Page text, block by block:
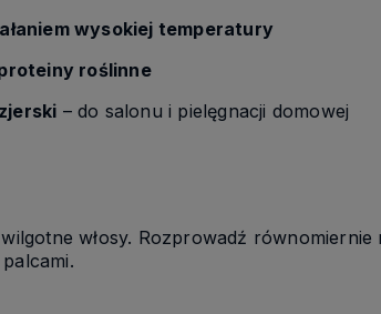
wysokiej temperatury
roślinne
– do salonu i pielęgnacji domowej
włosy. Rozprowadź równomiernie